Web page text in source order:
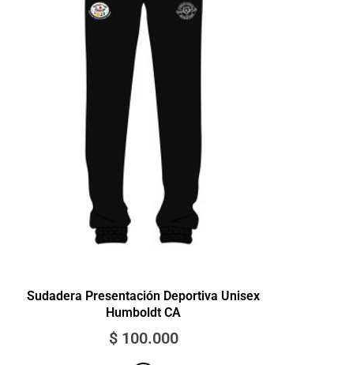
Sudadera Presentación Deportiva Unisex
Humboldt CA
$100.000